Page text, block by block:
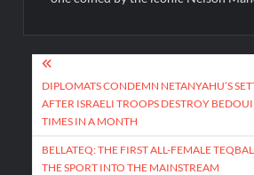
Post
navigation
DIPLOMATS CONDEMN NETANYAHU’S
AFTER ISRAELI TROOPS DESTROY
TIMES IN A MONTH
BELLATEQ: THE FIRST ALL-FEMALE
THE SPORT INTO THE MAINSTREAM